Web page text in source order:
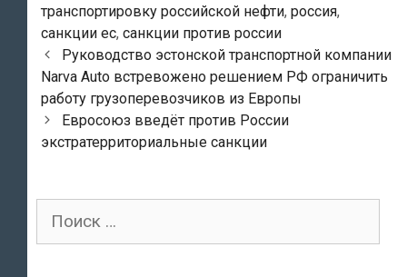
транспортировку российской нефти, россия,
санкции ес, санкции против россии
Навигация
по
записям
Руководство эстонской транспортной компании
Narva Auto встревожено решением РФ ограничить
работу грузоперевозчиков из Европы
Евросоюз введёт против России
экстратерриториальные санкции
Поиск